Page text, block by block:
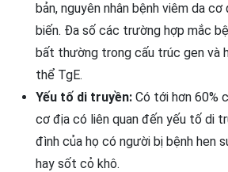
bản, nguyên nhân bệnh viêm da
biến. Đa số các trường hợp mắc
bất thường trong cấu trúc gen và
thể TgE.
Yếu tố di truyền: Có tới hơn 60%
cơ địa có liên quan đến yếu tố di
đình của họ có người bị bệnh hen
hay sốt cỏ khô.